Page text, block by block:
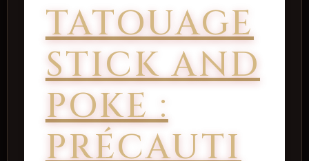
TATOUAGE
STICK AND
POKE :
PRÉCAUTI